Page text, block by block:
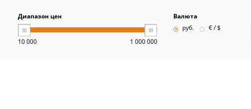
Диапазон цен
10 000 1 000 000
Валюта
руб.
€ / $